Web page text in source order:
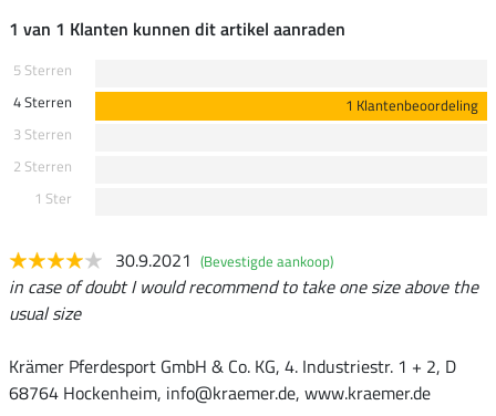
1 van 1 Klanten kunnen dit artikel aanraden
5 Sterren
4 Sterren
1 Klantenbeoordeling
3 Sterren
2 Sterren
1 Ster
30.9.2021 (Bevestigde aankoop)
in case of doubt I would recommend to take one size above the
usual size
Krämer Pferdesport GmbH & Co. KG, 4. Industriestr. 1 + 2, D
68764 Hockenheim, info@kraemer.de, www.kraemer.de